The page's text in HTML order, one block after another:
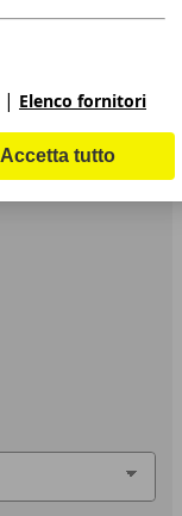
| Elenco fornitori
Accetta tutto